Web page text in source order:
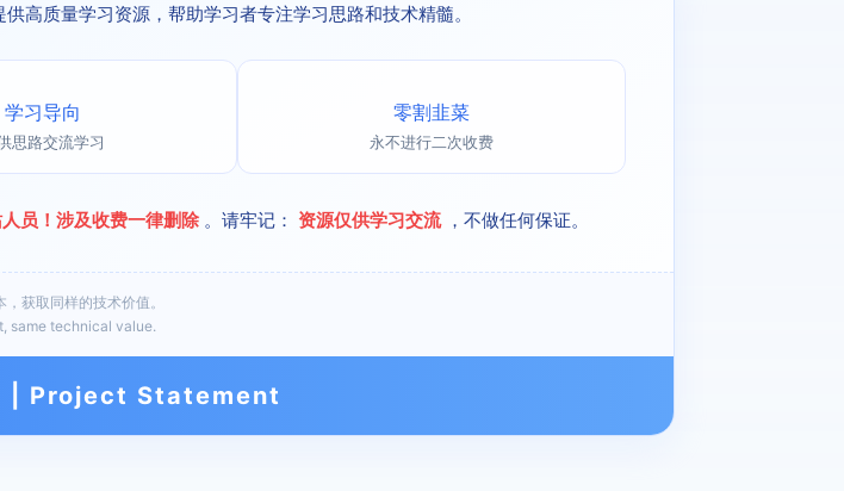
高质量学习资源，帮助学习者专注学习思路和技术精髓。
学习导向
思路交流学习
零割韭菜
永不进行二次收费
员！涉及收费一律删除 。请牢记： 资源仅供学习交流 ，不做任何保证。
，获取同样的技术价值。
same technical value.
| Project Statement